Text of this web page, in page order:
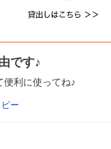
です♪
便利に使ってね♪
ー